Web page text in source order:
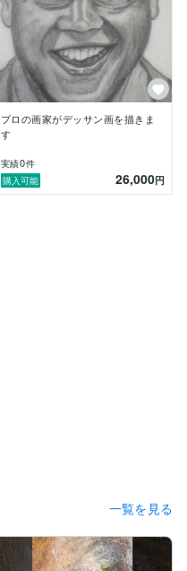
プロの画家がデッサン画を描きま
す
実績0件
購入可能
26,000円
一覧を見る